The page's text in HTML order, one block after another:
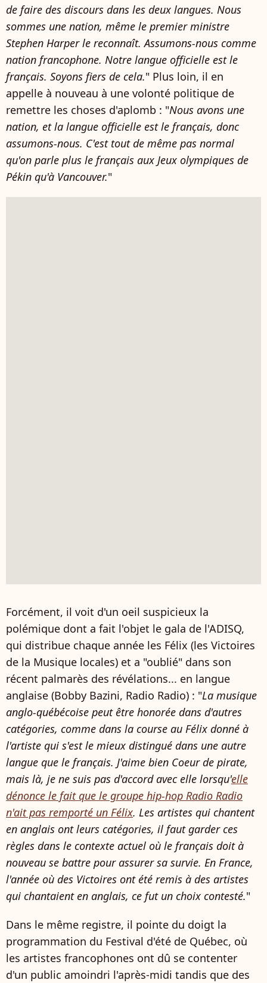
de faire des discours dans les deux langues. Nous
sommes une nation, même le premier ministre
Stephen Harper le reconnaît. Assumons-nous comme
nation francophone. Notre langue officielle est le
français. Soyons fiers de cela." Plus loin, il en
appelle à nouveau à une volonté politique de
remettre les choses d'aplomb : "Nous avons une
nation, et la langue officielle est le français, donc
assumons-nous. C'est tout de même pas normal
qu'on parle plus le français aux Jeux olympiques de
Pékin qu'à Vancouver."
Forcément, il voit d'un oeil suspicieux la
polémique dont a fait l'objet le gala de l'ADISQ,
qui distribue chaque année les Félix (les Victoires
de la Musique locales) et a "oublié" dans son
récent palmarès des révélations... en langue
anglaise (Bobby Bazini, Radio Radio) : "La musique
anglo-québécoise peut être honorée dans d'autres
catégories, comme dans la course au Félix donné à
l'artiste qui s'est le mieux distingué dans une autre
langue que le français. J'aime bien Coeur de pirate,
mais là, je ne suis pas d'accord avec elle lorsqu'elle
dénonce le fait que le groupe hip-hop Radio Radio
n'ait pas remporté un Félix. Les artistes qui chantent
en anglais ont leurs catégories, il faut garder ces
règles dans le contexte actuel où le français doit à
nouveau se battre pour assurer sa survie. En France,
l'année où des Victoires ont été remis à des artistes
qui chantaient en anglais, ce fut un choix contesté."
Dans le même registre, il pointe du doigt la
programmation du Festival d'été de Québec, où
les artistes francophones ont dû se contenter
d'un public amoindri l'après-midi tandis que des